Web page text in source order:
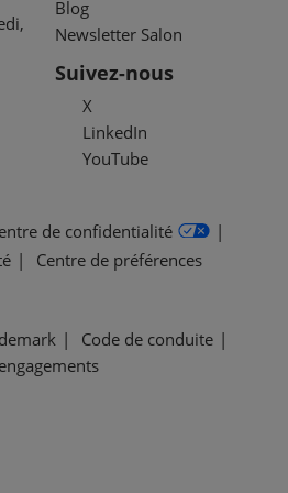
Blog
Newsletter Salon
Suivez-nous
X
LinkedIn
YouTube
de confidentialité
Centre de préférences
Code de conduite